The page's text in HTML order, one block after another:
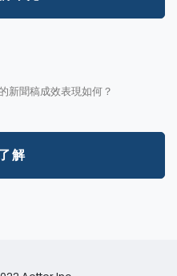
新聞稿成效表現如何？
解